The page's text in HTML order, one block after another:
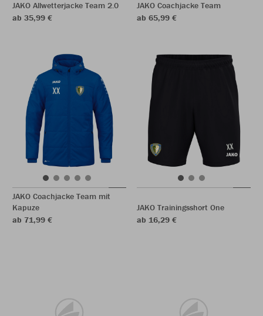
JAKO Allwetterjacke Team 2.0
ab 35,99 €
JAKO Coachjacke Team
ab 65,99 €
JAKO Coachjacke Team mit
Kapuze
ab 71,99 €
JAKO Trainingsshort One
ab 16,29 €